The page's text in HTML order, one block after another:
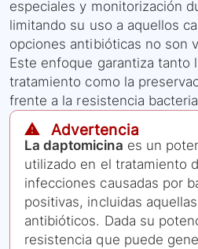
especiales y monitorización
limitando su uso a aquellos
opciones antibióticas no son
Este enfoque garantiza tanto
tratamiento como la
frente a la resistencia
⚠️ Advertencia
La daptomicina es un
utilizado en el tratamiento
infecciones causadas por
positivas, incluidas
antibióticos. Dada su
resistencia que puede